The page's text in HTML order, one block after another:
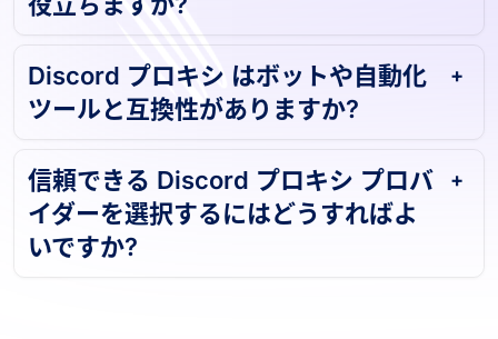
Discord プロキシ は禁止を防ぐのに
役立ちますか?
Discord プロキシ はボットや自動化
信頼できる Discord プロキシ プロバ
イダーを選択するにはどうすればよ